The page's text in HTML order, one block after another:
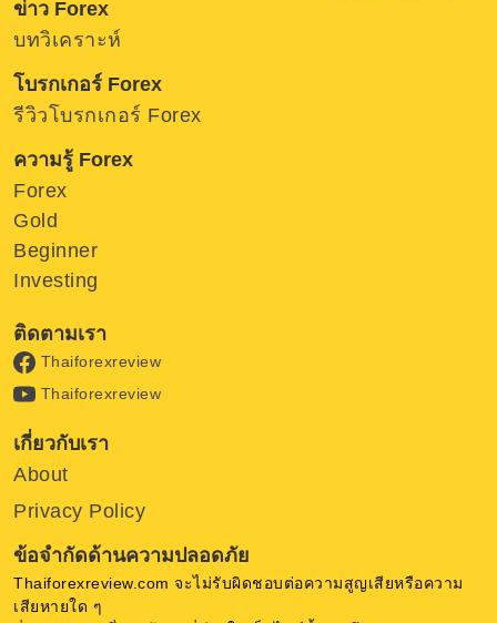
ข่าว Forex
บทวิเคราะห์
โบรกเกอร์ Forex
รีวิวโบรกเกอร์ Forex
ความรู้ Forex
Forex
Gold
Beginner
Investing
ติดตามเรา
Thaiforexreview
Thaiforexreview
เกี่ยวกับเรา
About
Privacy Policy
ข้อจำกัดด้านความปลอดภัย
Thaiforexreview.com จะไม่รับผิดชอบต่อความสูญเสียหรือความ
เสียหายใด ๆ